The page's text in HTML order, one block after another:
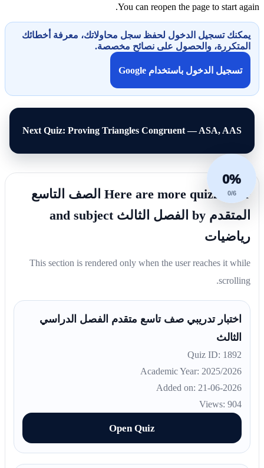
You can reopen the page to start again.
يمكنك تسجيل الدخول لحفظ سجل محاولاتك، معرفة أخطائك
المتكررة، والحصول على نصائح مخصصة.
تسجيل الدخول باستخدام Google
Next Quiz: Proving Triangles Congruent — ASA, AAS
0%
0/6
Here are more quizzes for الصف التاسع
المتقدم by الفصل الثالث and subject
رياضيات
This section is rendered only when the user reaches it while
scrolling.
اختبار تدريبي صف تاسع متقدم الفصل الدراسي
الثالث
Quiz ID: 1892
Academic Year: 2025/2026
Added on: 21-06-2026
Views: 904
Open Quiz